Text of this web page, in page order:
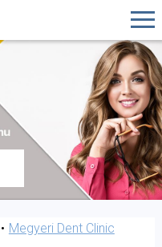
Megyeri Dent Clinic